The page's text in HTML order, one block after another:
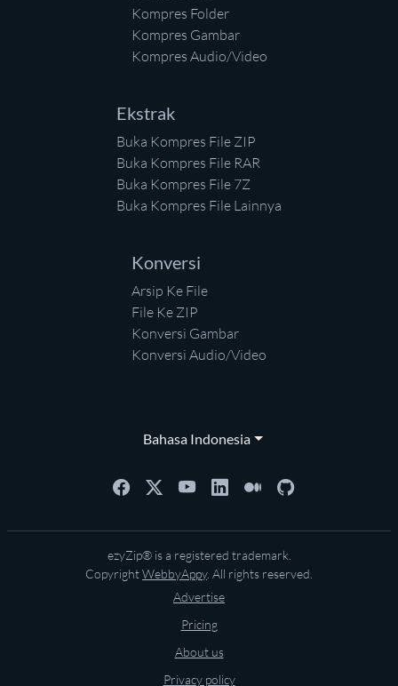
Kompres Folder
Kompres Gambar
Kompres Audio/Video
Ekstrak
Buka Kompres File ZIP
Buka Kompres File RAR
Buka Kompres File 7Z
Buka Kompres File Lainnya
Konversi
Arsip Ke File
File Ke ZIP
Konversi Gambar
Konversi Audio/Video
Bahasa Indonesia
ezyZip® is a registered trademark.
CopyrightWebbyAppy. All rights reserved.
Advertise
Pricing
About us
Privacy policy